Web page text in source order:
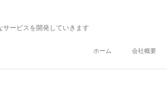
ービスを開発していきます
ホーム 会社概要